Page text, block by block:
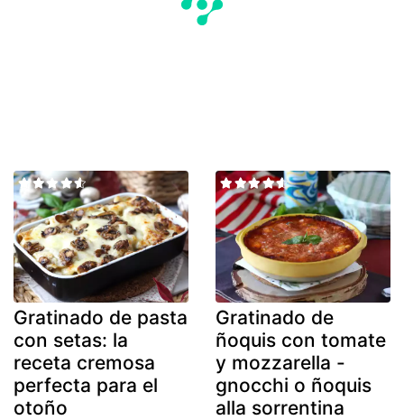
Gratinado de pasta
con setas: la
receta cremosa
perfecta para el
otoño
Gratinado de
ñoquis con tomate
y mozzarella -
gnocchi o ñoquis
alla sorrentina